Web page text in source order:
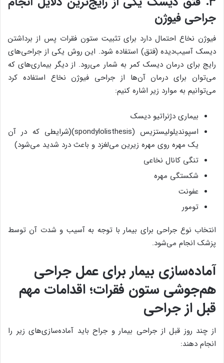
جراحی فیوژن
فیوژن نخاع احتمال دارد برای تثبیت ستون فقرات پس از برداشتن
دیسک آسیب‌دیده (فتق) استفاده شود. این روش یکی از جراحی‌های
رایج برای درمان دیسک کمر به شمار می‌رود. از دیگر بیماری‌های که
می‌توان برای درمان آن‌ها از جراحی فیوژن نخاع استفاده کرد
می‌توانیم به موارد زیر اشاره کنیم:
بیماری دژنراتیو دیسک
اسپوندیلولیستزیس (spondylolisthesis)(شرایطی که در آن
یک مهره روی مهره زیرین می‌لغزد و باعث درد شدید می‌شود)
تنگی کانال نخاعی
شکستگی مهره
عفونت
تومور
انتخاب نوع جراحی برای بیمار با توجه به آسیب و شدت آن توسط
پزشک انجام می‌شود.
آماده‌سازی بیمار برای عمل جراحی
هم‌جوشی ستون فقرات؛ اقدامات مهم
قبل از جراحی
از چند روز قبل از جراحی بیمار و جراح باید آماده‌سازی‌های زیر را
انجام دهند: